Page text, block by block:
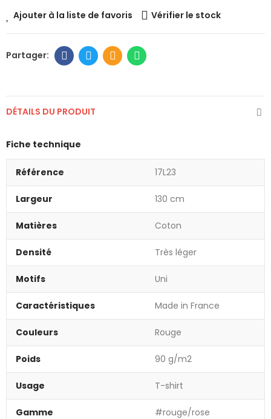
Ajouter à la liste de favoris Vérifier le stock
DÉTAILS DU PRODUIT
Fiche technique
Référence 17L23
Largeur 130 cm
Matières Coton
Densité Très léger
Motifs Uni
Caractéristiques Made in France
Couleurs Rouge
Poids 90 g/m2
Usage T-shirt
Gamme #rouge/rose